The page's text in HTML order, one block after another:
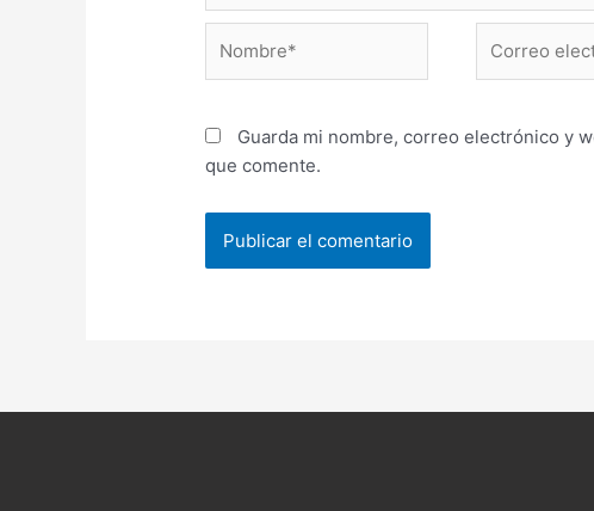
electrónico*
Guarda mi nombre, correo electrónico y
que comente.